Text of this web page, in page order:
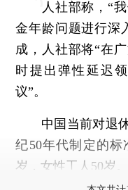
人社部称，“我
金年龄问题进行深
成，人社部将“在
时提出弹性延迟
议”。
中国当前对退休
纪50年代制定的标
岁，女性工人50岁。